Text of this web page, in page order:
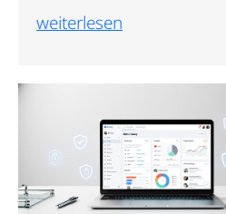
weiterlesen